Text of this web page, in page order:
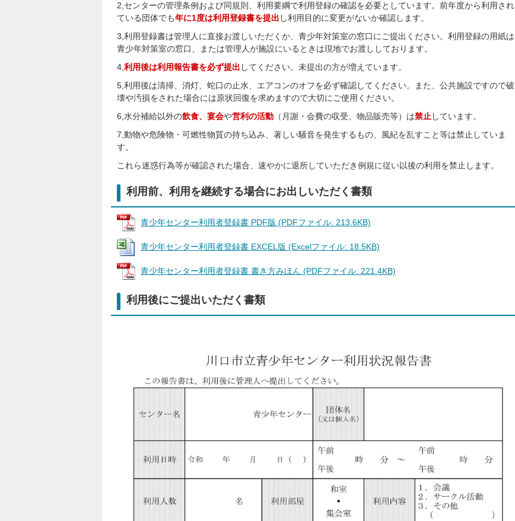
2,センターの管理条例および同規則、利用要綱で利用登録の確認を必要としています。前年度から利用され
ている団体でも年に1度は利用登録書を提出 し利用目的に変更がないか確認します。
3,利用登録書は管理人に直接お渡しいただくか、青少年対策室の窓口にご提出ください。利用登録の用紙は
青少年対策室の窓口、または管理人が施設にいるときは現地でお渡ししております。
4, 利用後は利用報告書を必ず提出 してください。未提出の方が増えています。
5,利用後は清掃、消灯、蛇口の止水、エアコンのオフを必ず確認してください。また、公共施設ですので破
壊や汚損をされた場合には原状回復を求めますので大切にご使用ください。
6,水分補給以外の飲食、宴会や営利の活動 （月謝・会費の収受、物品販売等）は禁止 しています。
7,動物や危険物・可燃性物質の持ち込み、著しい騒音を発生するもの、風紀を乱すこと等は禁止していま
す。
これら迷惑行為等が確認された場合、速やかに退所していただき例規に従い以後の利用を禁止します。
利用前、利用を継続する場合にお出しいただく書類
青少年センター利用者登録書 PDF版 (PDFファイル: 213.6KB)
青少年センター利用者登録書 EXCEL版 (Excelファイル: 18.5KB)
青少年センター利用者登録書 書き方みほん (PDFファイル: 221.4KB)
利用後にご提出いただく書類